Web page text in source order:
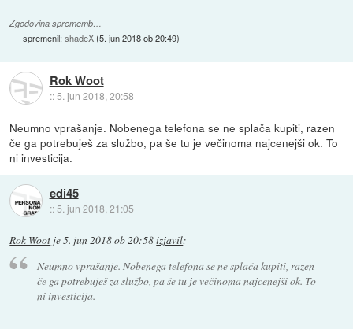
Zgodovina sprememb…
spremenil:shadeX(5. jun 2018 ob 20:49)
Rok Woot
::5. jun 2018, 20:58
Neumno vprašanje. Nobenega telefona se ne splača kupiti, razen
če ga potrebuješ za službo, pa še tu je večinoma najcenejši ok. To
ni investicija.
edi45
:: 5. jun 2018, 21:05
Rok Woot je5. jun 2018 ob 20:58izjavil:
Neumno vprašanje. Nobenega telefona se ne splača kupiti, razen
če ga potrebuješ za službo, pa še tu je večinoma najcenejši ok. To
ni investicija.